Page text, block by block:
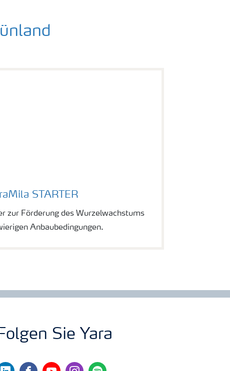
STARTER
zur Förderung des Wurzelwachstums
Anbaubedingungen.
Sie Yara
facebookyoutubeinstagram
spotify